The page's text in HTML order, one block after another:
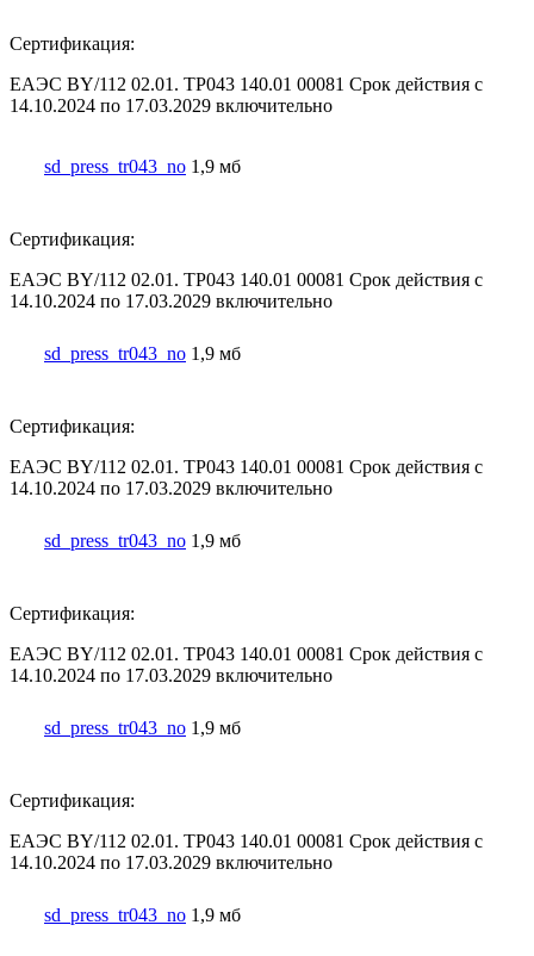
Сертификация:
ЕАЭС BY/112 02.01. ТР043 140.01 00081 Срок действия с
14.10.2024 по 17.03.2029 включительно
sd_press_tr043_no 1,9 мб
Сертификация:
ЕАЭС BY/112 02.01. ТР043 140.01 00081 Срок действия с
14.10.2024 по 17.03.2029 включительно
sd_press_tr043_no 1,9 мб
Сертификация:
ЕАЭС BY/112 02.01. ТР043 140.01 00081 Срок действия с
14.10.2024 по 17.03.2029 включительно
sd_press_tr043_no 1,9 мб
Сертификация:
ЕАЭС BY/112 02.01. ТР043 140.01 00081 Срок действия с
14.10.2024 по 17.03.2029 включительно
sd_press_tr043_no 1,9 мб
Сертификация:
ЕАЭС BY/112 02.01. ТР043 140.01 00081 Срок действия с
14.10.2024 по 17.03.2029 включительно
sd_press_tr043_no 1,9 мб